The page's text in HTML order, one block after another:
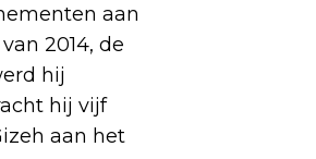
aan
2014, de
hij
hij vijf
aan het